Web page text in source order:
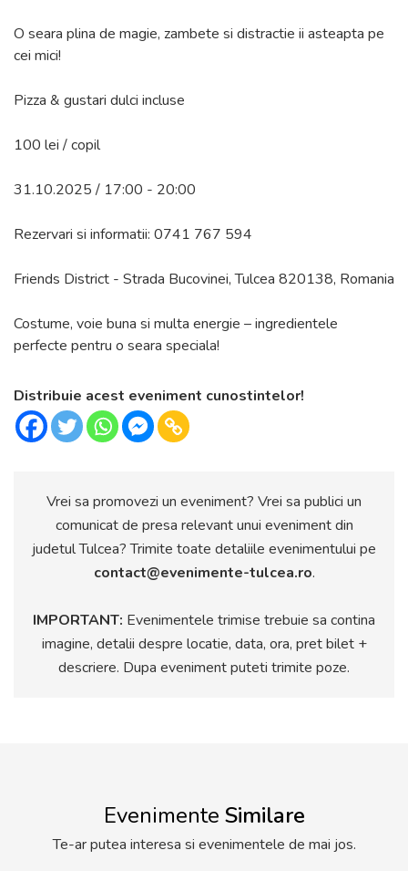
O seara plina de magie, zambete si distractie ii asteapta pe
cei mici!
Pizza & gustari dulci incluse
100 lei / copil
31.10.2025 / 17:00 - 20:00
Rezervari si informatii: 0741 767 594
Friends District - Strada Bucovinei, Tulcea 820138, Romania
Costume, voie buna si multa energie – ingredientele
perfecte pentru o seara speciala!
Distribuie acest eveniment cunostintelor!
Vrei sa promovezi un eveniment? Vrei sa publici un
comunicat de presa relevant unui eveniment din
judetul Tulcea? Trimite toate detaliile evenimentului pe
contact@evenimente-tulcea.ro.
IMPORTANT: Evenimentele trimise trebuie sa contina
imagine, detalii despre locatie, data, ora, pret bilet +
descriere. Dupa eveniment puteti trimite poze.
Evenimente Similare
Te-ar putea interesa si evenimentele de mai jos.